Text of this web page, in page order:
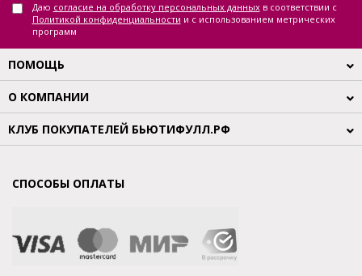
Даю согласие на обработку персональных данныхв соответствии с
Политикой конфиденциальности и с использованием метрических
программ
ПОМОЩЬ
О КОМПАНИИ
КЛУБ ПОКУПАТЕЛЕЙ БЬЮТИФУЛЛ.РФ
СПОСОБЫ ОПЛАТЫ